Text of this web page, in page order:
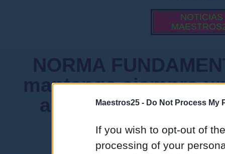
Maestros25 - Do Not Process My
If you wish to opt-out of
processing of your
NOTICIAS
NORMA
mantenga siempre
admiten mensajes
instituciones